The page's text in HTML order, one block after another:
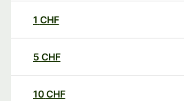
1 CHF
5 CHF
10CHF